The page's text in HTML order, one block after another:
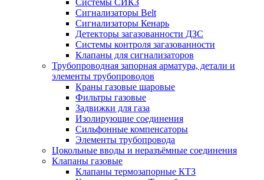
Системы СИКЗ
Сигнализаторы Belt
Сигнализаторы Кенарь
Детекторы загазованности ДЗС
Системы контроля загазованности
Клапаны для сигнализаторов
Трубопроводная запорная арматура, детали и
элементы трубопроводов
Краны газовые шаровые
Фильтры газовые
Задвижки для газа
Изолирующие соединения
Сильфонные компенсаторы
Элементы трубопровода
Цокольные вводы и неразъёмные соединения
Клапаны газовые
Клапаны термозапорные КТЗ